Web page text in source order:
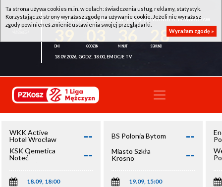
WKK ACTIVE HOTEL WROCŁAW - KSK QEMETICA NOTEĆ INOWROCŁAW
28
18.09.2026, GODZ. 18:00, EMOCJE TV
WKK Active
Hotel Wrocław
--
KSK Qemetica
Noteć
Inowrocław
--
18.09, 18:00
BS Polonia Bytom --
Miasto Szkła
Krosno
--
19.09, 15:00
Ta strona używa cookies m.in. w celach: świadczenia usług, reklamy, statystyk.
Korzystając ze strony wyrażasz zgodę na używanie cookie. Jeżeli nie wyrażasz
zgody powinieneś zmienić ustawienia swojej przeglądarki.
Wyrażam zgodę »